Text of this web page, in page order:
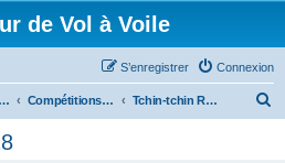
de Vol à Voile
Connexion
S’enregistrer
Condor Simulateur de Vol à Voile Compétitions Condor Tchin-tchin Race 2018